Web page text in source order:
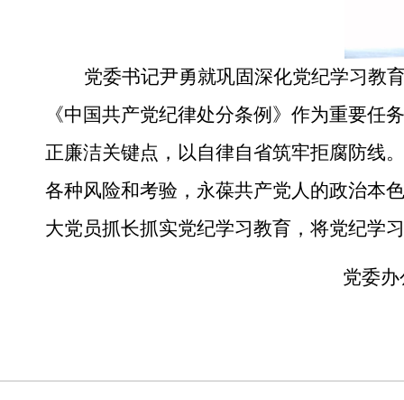
党委书记尹勇就巩固深化党纪学习教
《中国共产党纪律处分条例》作为重要
正廉洁关键点，以自律自省筑牢拒腐防线
各种风险和考验，永葆共产党人的政治本
大党员抓长抓实党纪学习教育，将党纪学
党委办公室、党委